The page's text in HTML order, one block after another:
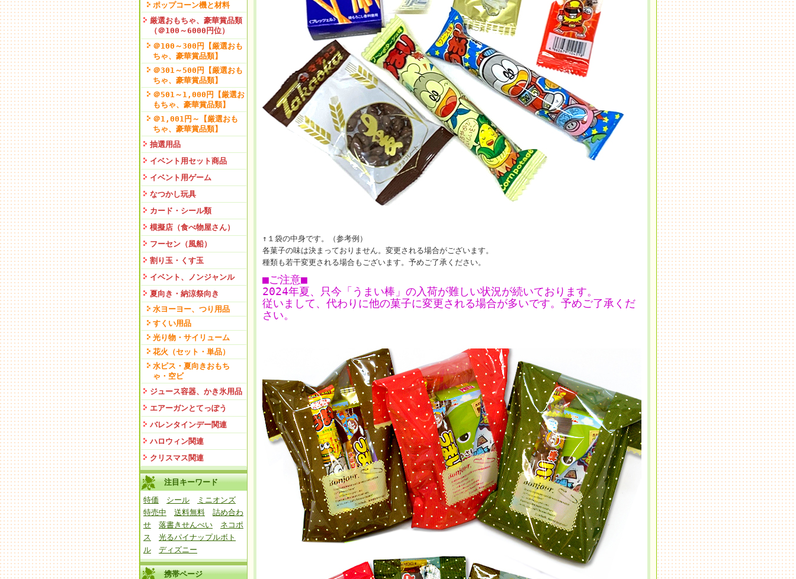
ポップコーン機と材料
厳選おもちゃ、豪華賞品類
（＠100～6000円位）
＠100～300円【厳選おも
ちゃ、豪華賞品類】
＠301～500円【厳選おも
ちゃ、豪華賞品類】
＠501～1,000円【厳選お
もちゃ、豪華賞品類】
＠1,001円～【厳選おも
ちゃ、豪華賞品類】
抽選用品
イベント用セット商品
イベント用ゲーム
なつかし玩具
カード・シール類
模擬店（食べ物屋さん）
フーセン（風船）
割り玉・くす玉
イベント、ノンジャンル
夏向き・納涼祭向き
水ヨーヨー、つり用品
すくい用品
光り物・サイリューム
花火（セット・単品）
水ピス・夏向きおもち
ゃ・空ビ
ジュース容器、かき氷用品
エアーガンとてっぽう
バレンタインデー関連
ハロウィン関連
クリスマス関連
注目キーワード
特価
シール
ミニオンズ
特売中
送料無料
詰め合わ
せ
落書きせんべい
ネコポ
ス
光るパイナップルボト
ル
ディズニー
携帯ページ
↑１袋の中身です。（参考例）
各菓子の味は決まっておりません。変更される場合がございます。
種類も若干変更される場合もございます。予めご了承ください。
■ご注意■
2024年夏、只今「うまい棒」の入荷が難しい状況が続いております。
従いまして、代わりに他の菓子に変更される場合が多いです。予めご了承くだ
さい。